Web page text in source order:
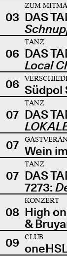
03
ZUM
DAS
06
TANZ
DAS
Local
06 Südpol
07
TANZ
DAS
07 Wein
07
TANZ
DAS
7273:
08
KONZERT
High
&
09
CLUB